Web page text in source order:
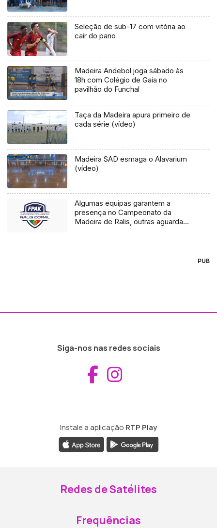
Seleção de sub-17 com vitória ao
cair do pano
Madeira Andebol joga sábado às
18h com Colégio de Gaia no
pavilhão do Funchal
Taça da Madeira apura primeiro de
cada série (vídeo)
Madeira SAD esmaga o Alavarium
(vídeo)
Algumas equipas garantem a
presença no Campeonato da
Madeira de Ralis, outras aguardam
PUB
Siga-nos nas redes sociais
Aceder ao
Instale a aplicação RTP Play
Redes de Satélites
Frequências